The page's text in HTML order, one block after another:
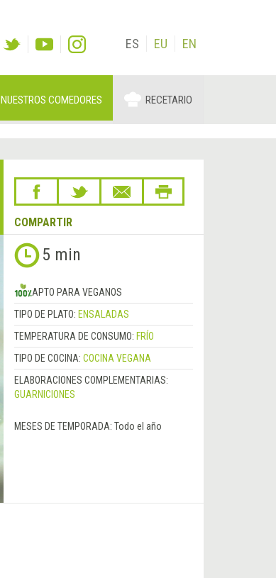
ES EU EN
NUESTROS COMEDORES RECETARIO
COMPARTIR
5 min
APTO PARA VEGANOS
TIPO DE PLATO: ENSALADAS
TEMPERATURA DE CONSUMO: FRÍO
TIPO DE COCINA: COCINA VEGANA
ELABORACIONES COMPLEMENTARIAS:
GUARNICIONES
MESES DE TEMPORADA: Todo el año